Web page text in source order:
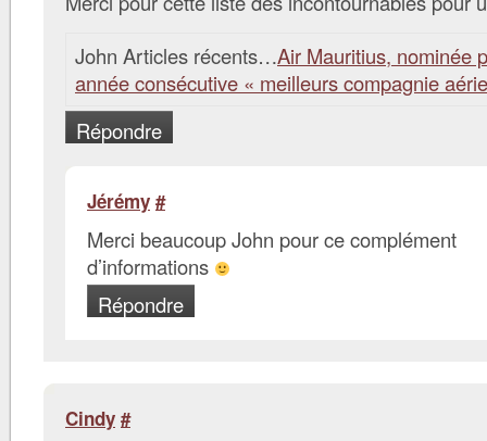
John Articles récents…Air Mauritius, nominée
année consécutive « meilleurs compagnie
Répondre
Jérémy #
Merci beaucoup John pour ce complément
d’informations
Répondre
Cindy #